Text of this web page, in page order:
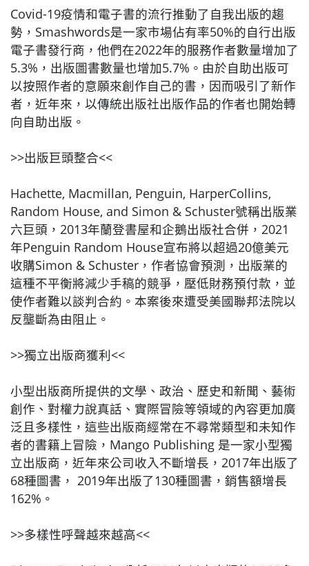
Covid-19疫情和電子書的流行推動了自我出版的趨
勢，Smashwords是一家市場佔有率50%的自行出版
電子書發行商，他們在2022年的服務作者數量增加了
5.3%，出版圖書數量也增加5.7%。由於自助出版可
以按照作者的意願來創作自己的書，因而吸引了新作
者，近年來，以傳統出版社出版作品的作者也開始轉
向自助出版。
>>出版巨頭整合<<
Hachette, Macmillan, Penguin, HarperCollins,
Random House, and Simon & Schuster號稱出版業
六巨頭，2013年蘭登書屋和企鵝出版社合併，2021
年Penguin Random House宣布將以超過20億美元
收購Simon & Schuster，作者協會預測，出版業的
這種不平衡將減少手稿的競爭，壓低財務預付款，並
使作者難以談判合約。本案後來遭受美國聯邦法院以
反壟斷為由阻止。
>>獨立出版商獲利<<
小型出版商所提供的文學、政治、歷史和新聞、藝術
創作、對權力說真話、實際冒險等領域的內容更加廣
泛且多樣性，這些出版商經常在不尋常類型和未知作
者的書籍上冒險，Mango Publishing 是一家小型獨
立出版商，近年來公司收入不斷增長，2017年出版了
68種圖書， 2019年出版了130種圖書，銷售額增長
162%。
>>多樣性呼聲越來越高<<